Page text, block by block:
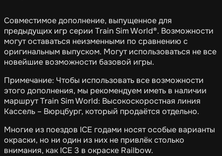
Совместимое дополнение, выпущенное для
предыдущих игр серии Train Sim World®. Возможности
могут оставаться неизменными по сравнению с
оригинальным выпуском. Могут использоваться не все
новейшие возможности базовой игры.
Примечание: Чтобы использовать все возможности
этого дополнения, мы рекомендуем иметь в наличии
маршрут Train Sim World: Высокоскоростная линия
Кассель – Вюрцбург, который продаётся отдельно.
Многие из поездов ICE годами носят особые варианты
окраски, но ни один из них не привлёк столько
внимания, как ICE 3 в окраске Railbow.